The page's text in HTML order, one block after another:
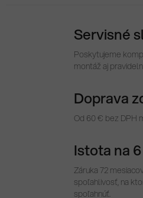
Servisné
Poskytujeme
montáž aj
Doprava
Od 60 € bez DPH
Istota na
Záruka 72
spoľahlivosť, na
spoľahnúť.